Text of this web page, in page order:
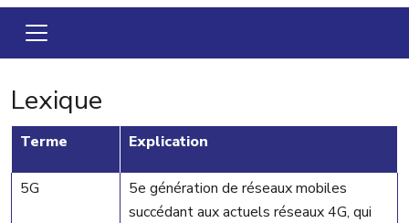
Lexique
Terme Explication
5G
5e génération de réseaux mobiles
succédant aux actuels réseaux 4G, qui